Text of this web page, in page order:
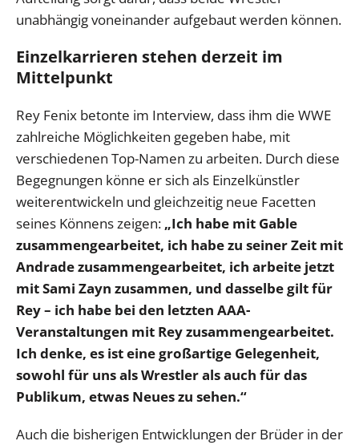
unabhängig voneinander aufgebaut werden können.
Einzelkarrieren stehen derzeit im
Mittelpunkt
Rey Fenix betonte im Interview, dass ihm die WWE
zahlreiche Möglichkeiten gegeben habe, mit
verschiedenen Top-Namen zu arbeiten. Durch diese
Begegnungen könne er sich als Einzelkünstler
weiterentwickeln und gleichzeitig neue Facetten
seines Könnens zeigen: „Ich habe mit Gable
zusammengearbeitet, ich habe zu seiner Zeit mit
Andrade zusammengearbeitet, ich arbeite jetzt
mit Sami Zayn zusammen, und dasselbe gilt für
Rey – ich habe bei den letzten AAA-
Veranstaltungen mit Rey zusammengearbeitet.
Ich denke, es ist eine großartige Gelegenheit,
sowohl für uns als Wrestler als auch für das
Publikum, etwas Neues zu sehen.“
Auch die bisherigen Entwicklungen der Brüder in der